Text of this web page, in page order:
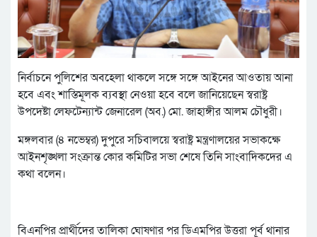
নির্বাচনে পুলিশের অবহেলা থাকলে সঙ্গে সঙ্গে আইনের আওতায় আনা
হবে এবং শাস্তিমূলক ব্যবস্থা নেওয়া হবে বলে জানিয়েছেন স্বরাষ্ট্র
উপদেষ্টা লেফটেন্যান্ট জেনারেল (অব.) মো. জাহাঙ্গীর আলম চৌধুরী।
মঙ্গলবার (৪ নভেম্বর) দুপুরে সচিবালয়ে স্বরাষ্ট্র মন্ত্রণালয়ের সভাকক্ষে
আইনশৃঙ্খলা সংক্রান্ত কোর কমিটির সভা শেষে তিনি সাংবাদিকদের এ
কথা বলেন।
বিএনপির প্রার্থীদের তালিকা ঘোষণার পর ডিএমপির উত্তরা পূর্ব থানার